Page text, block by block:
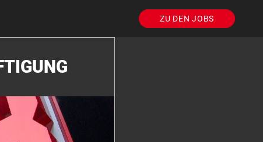
ZU DEN JOBS